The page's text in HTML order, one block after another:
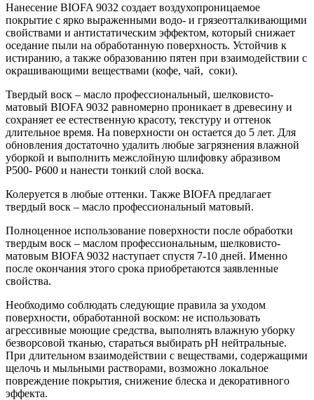
Нанесение BIOFA 9032 создает воздухопроницаемое
покрытие с ярко выраженными водо- и грязеотталкивающими
свойствами и антистатическим эффектом, который снижает
оседание пыли на обработанную поверхность. Устойчив к
истиранию, а также образованию пятен при взаимодействии с
окрашивающими веществами (кофе, чай, соки).
Твердый воск – масло профессиональный, шелковисто-
матовый BIOFA 9032 равномерно проникает в древесину и
сохраняет ее естественную красоту, текстуру и оттенок
длительное время. На поверхности он остается до 5 лет. Для
обновления достаточно удалить любые загрязнения влажной
уборкой и выполнить межслойную шлифовку абразивом
P500- Р600 и нанести тонкий слой воска.
Колеруется в любые оттенки. Также BIOFA предлагает
твердый воск – масло профессиональный матовый.
Полноценное использование поверхности после обработки
твердым воск – маслом профессиональным, шелковисто-
матовым BIOFA 9032 наступает спустя 7-10 дней. Именно
после окончания этого срока приобретаются заявленные
свойства.
Необходимо соблюдать следующие правила за уходом
поверхности, обработанной воском: не использовать
агрессивные моющие средства, выполнять влажную уборку
безворсовой тканью, стараться выбирать pH нейтральные.
При длительном взаимодействии с веществами, содержащими
щелочь и мыльными растворами, возможно локальное
повреждение покрытия, снижение блеска и декоративного
эффекта.